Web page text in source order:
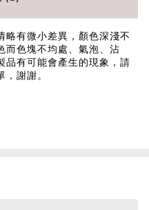
略有微小差異，顏色深淺不
而色塊不均處、氣泡、沾
品有可能會產生的現象，請
謝謝。